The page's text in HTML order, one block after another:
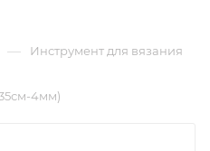
— Инструмент для вязания
4мм)